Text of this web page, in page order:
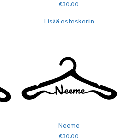
€30.00
Lisää ostoskoriin
Neeme